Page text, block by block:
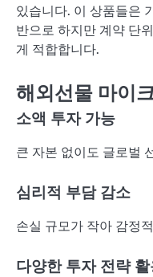
있습니다. 이 상품들은
반으로 하지만 계약 단
게 적합합니다.
해외선물 마이
소액 투자 가능
큰 자본 없이도 글로벌
심리적 부담 감소
손실 규모가 작아 감정
다양한 투자 전략